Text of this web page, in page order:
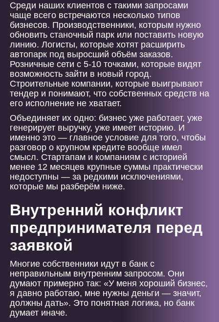
Среди наших клиентов с такими запросами
чаще всего встречаются несколько типов
бизнесов. Производственники, которым нужно
обновить станочный парк или поставить новую
линию. Логисты, которые хотят расширить
автопарк под выросший объём заказов.
Розничные сети с 5-10 точками, которые видят
возможность зайти в новый город.
Строительные компании, которые выигрывают
тендер и понимают, что собственных средств на
его исполнение не хватает.
Объединяет их одно: бизнес уже работает, уже
генерирует выручку, уже имеет историю. И
именно это — главное условие для того, чтобы
разговор о крупном кредите вообще имел
смысл. Стартапам и компаниям с историей
менее 12 месяцев крупные суммы практически
недоступны — за редкими исключениями,
которые мы разберём ниже.
Внутренний конфликт
предпринимателя перед
заявкой
Многие собственники идут в банк с
неправильным внутренним запросом. Они
думают примерно так: «У меня хороший бизнес,
я давно работаю, мне нужны деньги — значит,
должны дать». Это понятная логика, но банк
думает иначе.